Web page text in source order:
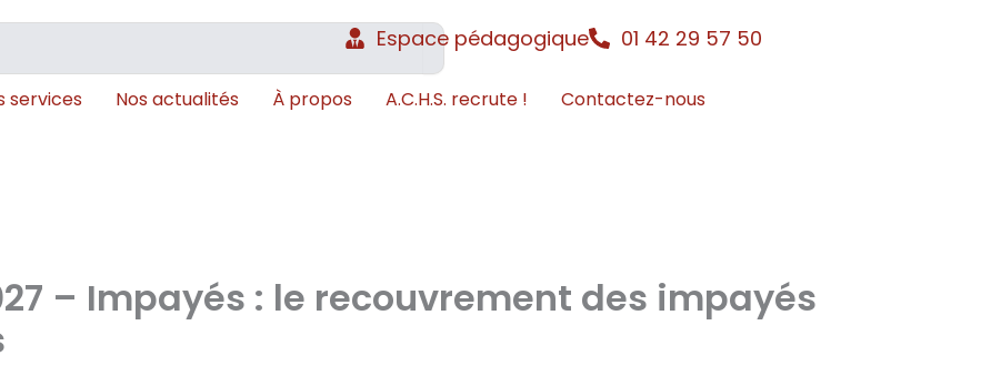
Espace pédagogique 01 42 29 57 50
services Nos actualités À propos A.C.H.S. recrute ! Contactez-nous
– Impayés : le recouvrement des impayés